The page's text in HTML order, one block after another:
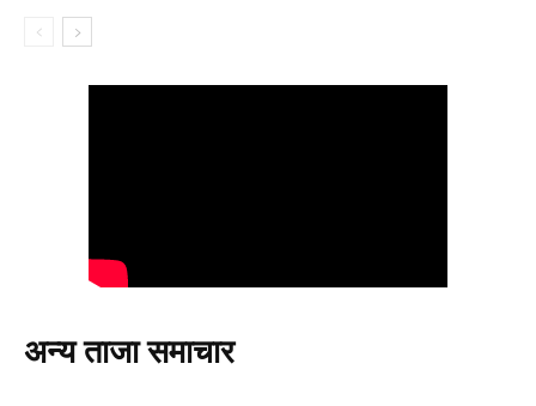
अन्य ताजा समाचार